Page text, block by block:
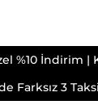
%10 İndirim |
Farksız 3